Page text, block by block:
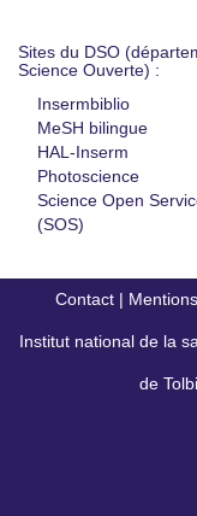
Sites du DSO
Science Ouverte) :
Insermbiblio
MeSH bilingue
HAL-Inserm
Photoscience
Science Open
(SOS)
Contact |
Institut national de la
de